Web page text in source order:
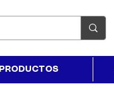
PRODUCTOS